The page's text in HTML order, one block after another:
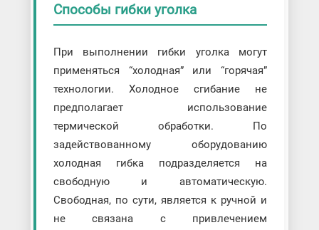
Способы гибки уголка
При выполнении гибки уголка могут
применяться “холодная” или “горячая”
технологии. Холодное сгибание не
предполагает использование
термической обработки. По
задействованному оборудованию
холодная гибка подразделяется на
свободную и автоматическую.
Свободная, по сути, является к ручной и
не связана с привлечением